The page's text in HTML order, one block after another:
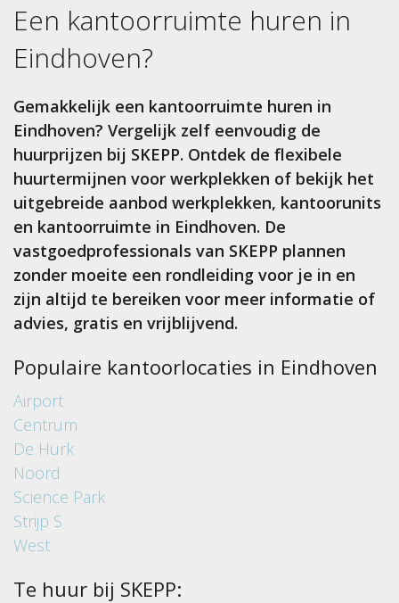
Een kantoorruimte huren in
Eindhoven?
Gemakkelijk een kantoorruimte huren in
Eindhoven? Vergelijk zelf eenvoudig de
huurprijzen bij SKEPP. Ontdek de flexibele
huurtermijnen voor werkplekken of bekijk het
uitgebreide aanbod werkplekken, kantoorunits
en kantoorruimte in Eindhoven. De
vastgoedprofessionals van SKEPP plannen
zonder moeite een rondleiding voor je in en
zijn altijd te bereiken voor meer informatie of
advies, gratis en vrijblijvend.
Populaire kantoorlocaties in Eindhoven
Airport
Centrum
De Hurk
Noord
Science Park
Strijp S
West
Te huur bij SKEPP: